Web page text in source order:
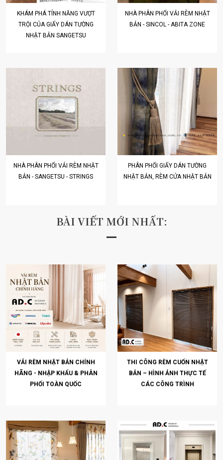
KHÁM PHÁ TÍNH NĂNG VƯỢT
TRỘI CỦA GIẤY DÁN TƯỜNG
NHẬT BẢN SANGETSU
NHÀ PHÂN PHỐI VẢI RÈM NHẬT
BẢN - SINCOL - ABITA ZONE
NHÀ PHÂN PHỐI VẢI RÈM NHẬT
BẢN - SANGETSU - STRINGS
PHÂN PHỐI GIẤY DÁN TƯỜNG
NHẬT BẢN, RÈM CỬA NHẬT BẢN
BÀI VIẾT MỚI NHẤT:
VẢI RÈM NHẬT BẢN CHÍNH
HÃNG - NHẬP KHẨU & PHÂN
PHỐI TOÀN QUỐC
THI CÔNG RÈM CUỐN NHẬT
BẢN – HÌNH ẢNH THỰC TẾ
CÁC CÔNG TRÌNH